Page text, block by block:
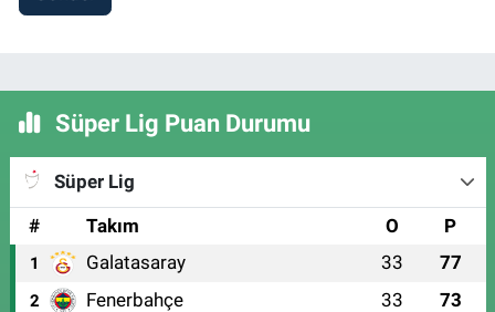
Süper Lig Puan Durumu
Süper Lig
#
Takım O P
1 Galatasaray 33 77
2 Fenerbahçe 33 73